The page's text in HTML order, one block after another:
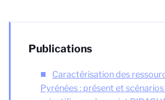
Publications
Caractérisation des
Pyrénées : présent et